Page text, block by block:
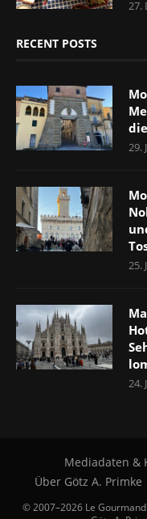
27.
RECENT POSTS
29.
25.
24.
Mediadaten &
Über Götz A. Primke
© 2007–2026 Le